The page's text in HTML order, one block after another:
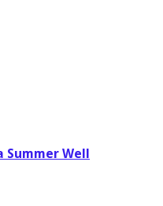
Summer Well